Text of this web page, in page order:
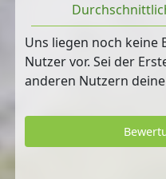
Uns liegen noch
Nutzer vor. Sei der
anderen Nutzern